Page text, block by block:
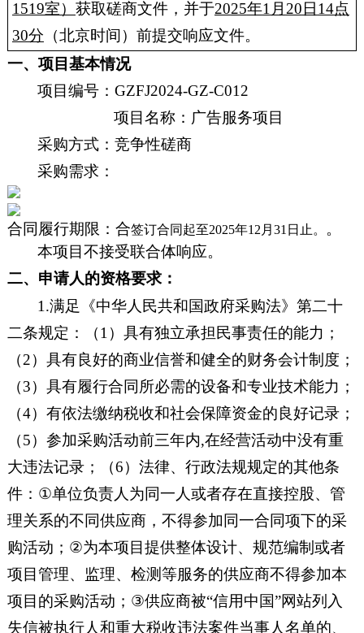
1519室） 获取磋商文件，并于2025年1 月 20 日 14点
30分 （北京时间）前提交响应文件。
一、项目基本情况
项目编号： GZFJ2024-GZ-C012
项目名称： 广告服务项目
采购方式：竞争性磋商
采购需求：
合同履行期限： 合签订合同起至2025年12月31日止。
。
本项目不接受联合体响应。
二、申请人的资格要求：
1.满足《中华人民共和国政府采购法》第二十
二条规定：（1）具有独立承担民事责任的能力；
（2）具有良好的商业信誉和健全的财务会计制度；
（3）具有履行合同所必需的设备和专业技术能力；
（4）有依法缴纳税收和社会保障资金的良好记录；
（5）参加采购活动前三年内,在经营活动中没有重
大违法记录；（6）法律、行政法规规定的其他条
件： ①单位负责人为同一人或者存在直接控股、管
理关系的不同供应商，不得参加同一合同项下的采
购活动； ②为本项目提供整体设计、规范编制或者
项目管理、监理、检测等服务的供应商不得参加本
项目的采购活动； ③供应商被“信用中国”网站列入
失信被执行人和重大税收违法案件当事人名单的、